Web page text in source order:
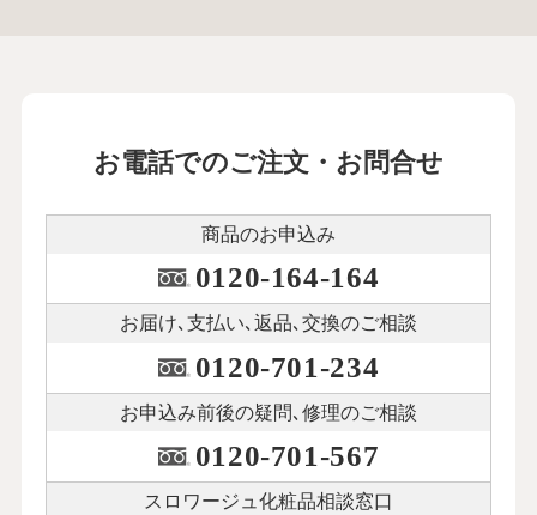
お電話でのご注文・お問合せ
商品のお申込み
0120-164-164
お届け､支払い､ 返品､交換のご相談
0120-701-234
お申込み前後の疑問､修理のご相談
0120-701-567
スロワージュ化粧品相談窓口